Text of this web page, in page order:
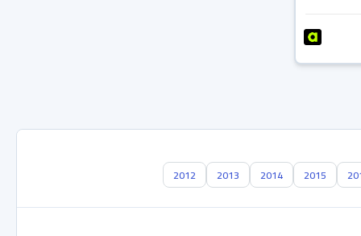
2015
2014
2013
2012